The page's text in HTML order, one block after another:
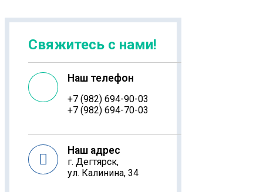
Свяжитесь с нами!
Наш телефон
+7 (982) 694-90-03
+7 (982) 694-70-03
Наш адрес
г. Дегтярск,
ул. Калинина, 34